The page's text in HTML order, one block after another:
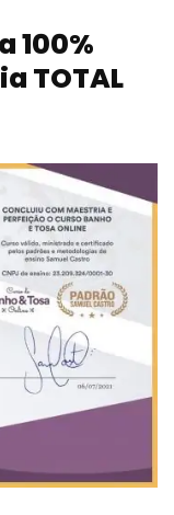
100%
TOTAL